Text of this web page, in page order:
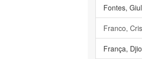
Fontes,
Franco,
França,